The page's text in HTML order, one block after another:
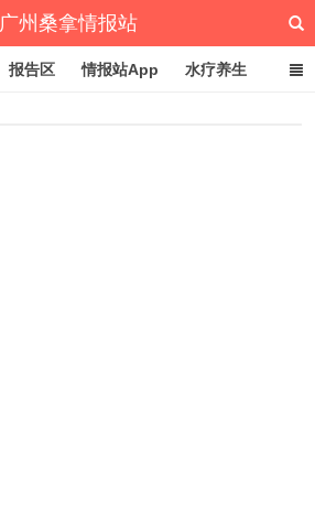
广州桑拿情报站
报告区 情报站App 水疗养生